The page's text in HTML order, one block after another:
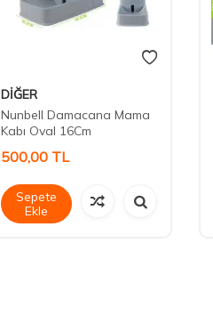
DİĞER
Nunbell Damacana Mama
Kabı Oval 16Cm
500,00 TL
Sepete
Ekle